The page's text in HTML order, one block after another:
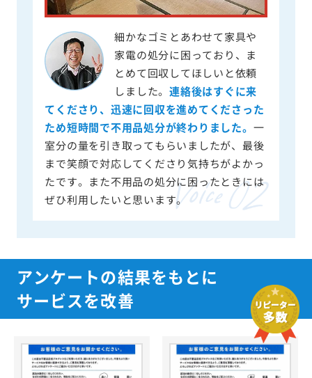
細かなゴミとあわせて家具や
家電の処分に困っており、ま
とめて回収してほしいと依頼
しました。連絡後はすぐに来
てくださり、迅速に回収を進めてくださった
ため短時間で不用品処分が終わりました。 一
室分の量を引き取ってもらいましたが、最後
まで笑顔で対応してくださり気持ちがよかっ
たです。また不用品の処分に困ったときには
ぜひ利用したいと思います。
アンケートの結果をもとに
サービスを改善